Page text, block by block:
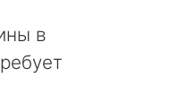
в